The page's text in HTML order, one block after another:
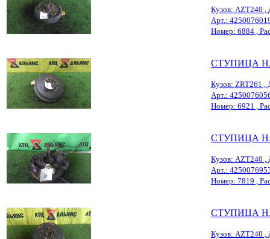
Кузов: AZT240 ,
Арт.:
Номер: 6884 ,
СТУПИЦА НА
Кузов: ZRT261 ,
Арт.:
Номер: 6921 ,
СТУПИЦА НА
Кузов: AZT240 ,
Арт.:
Номер: 7819 ,
СТУПИЦА НА
Кузов: AZT240 ,